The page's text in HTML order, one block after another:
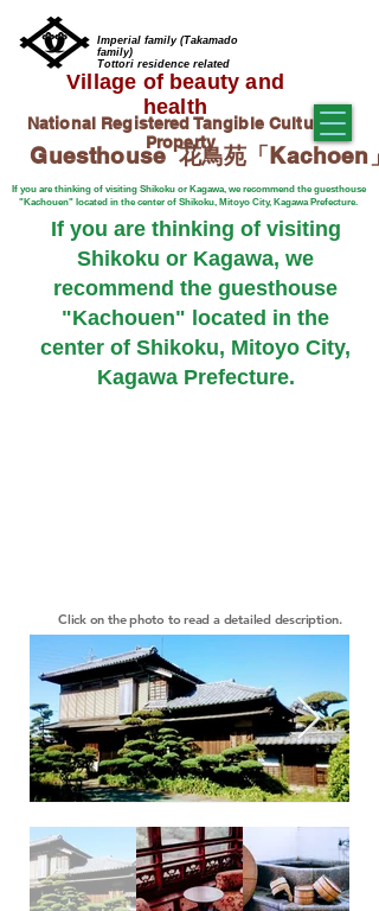
​ Guesthouse 花鳥苑「Kachoen」
Imperial family (Takamado
family)
Tottori residence related
​National Registered Tangible Cultural
Property
Village of beauty and
health
If you are thinking of visiting Shikoku or Kagawa, we recommend the guesthouse
"Kachouen" located in the center of Shikoku, Mitoyo City, Kagawa Prefecture.
If you are thinking of visiting
Shikoku or Kagawa, we
recommend the guesthouse
"Kachouen" located in the
center of Shikoku, Mitoyo City,
Kagawa Prefecture.
Click on the photo to read a detailed description.